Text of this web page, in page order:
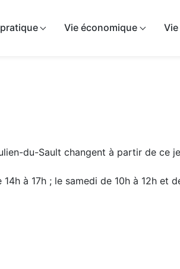
Vie économique
du-Sault changent à partir de ce
à 17h ; le samedi de 10h à 12h et